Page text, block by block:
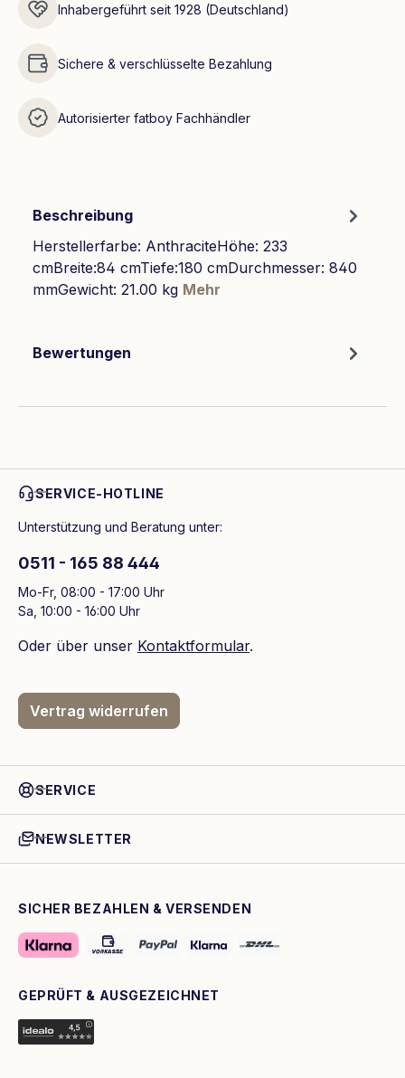
Inhabergeführt seit 1928 (Deutschland)
Sichere & verschlüsselte Bezahlung
Autorisierter fatboy Fachhändler
Beschreibung
Herstellerfarbe: AnthraciteHöhe: 233
cmBreite:84 cmTiefe:180 cmDurchmesser: 840
mmGewicht: 21.00 kg Mehr
Bewertungen
SERVICE-HOTLINE
Unterstützung und Beratung unter:
0511 - 165 88 444
Mo-Fr, 08:00 - 17:00 Uhr
Sa, 10:00 - 16:00 Uhr
Oder über unser Kontaktformular.
Vertrag widerrufen
SERVICE
NEWSLETTER
SICHER BEZAHLEN & VERSENDEN
GEPRÜFT & AUSGEZEICHNET